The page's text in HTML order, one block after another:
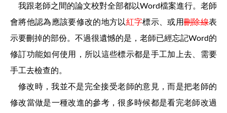
我跟老師之間的論文校對全部都以Word檔案進行。老師
會將他認為應該要修改的地方以紅字標示、或用刪除線表
示要刪掉的部份。不過很遺憾的是，老師已經忘記Word的
修訂功能如何使用，所以這些標示都是手工加上去、需要
手工去檢查的。
修改時，我並不是完全接受老師的意見，而是把老師的
修改當做是一種改進的參考，很多時候都是看完老師改過